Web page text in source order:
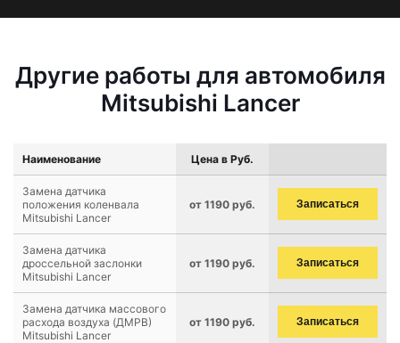
Другие работы для автомобиля
Mitsubishi Lancer
Наименование Цена в Руб.
Замена датчика
положения коленвала
Mitsubishi Lancer
от 1190 руб. Записаться
Замена датчика
дроссельной заслонки
Mitsubishi Lancer
от 1190 руб. Записаться
Замена датчика массового
расхода воздуха (ДМРВ)
Mitsubishi Lancer
от 1190 руб. Записаться